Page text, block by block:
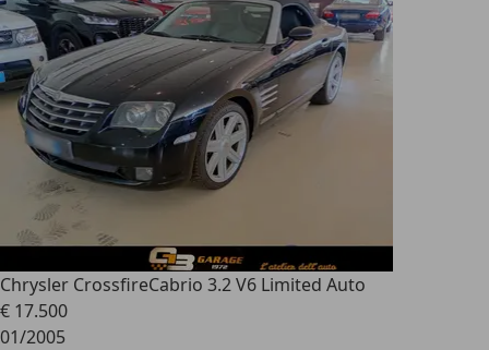
Chrysler CrossfireCabrio 3.2 V6 Limited Auto
€ 17.500
01/2005